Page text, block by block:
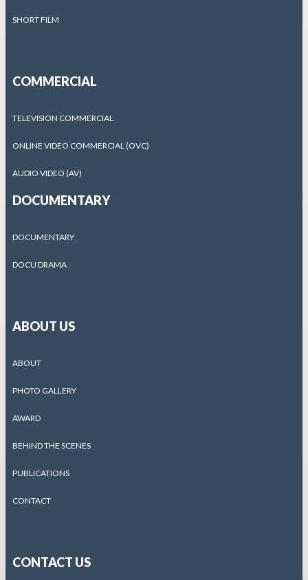
SHORT FILM
COMMERCIAL
TELEVISION COMMERCIAL
ONLINE VIDEO COMMERCIAL (OVC)
AUDIO VIDEO (AV)
DOCUMENTARY
DOCUMENTARY
DOCU DRAMA
ABOUT US
ABOUT
PHOTO GALLERY
AWARD
BEHIND THE SCENES
PUBLICATIONS
CONTACT
CONTACT US